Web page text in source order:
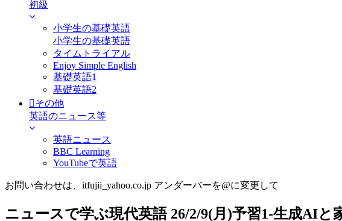
初級
小学生の基礎英語
小学生の基礎英語
タイムトライアル
Enjoy Simple English
基礎英語1
基礎英語2
その他
英語のニュース等
英語ニュース
BBC Learning
YouTubeで英語
お問い合わせは、itfujii_yahoo.co.jp アンダーバーを@に変更して
ニュースで学ぶ現代英語 26/2/9(月)予習1-生成AIと